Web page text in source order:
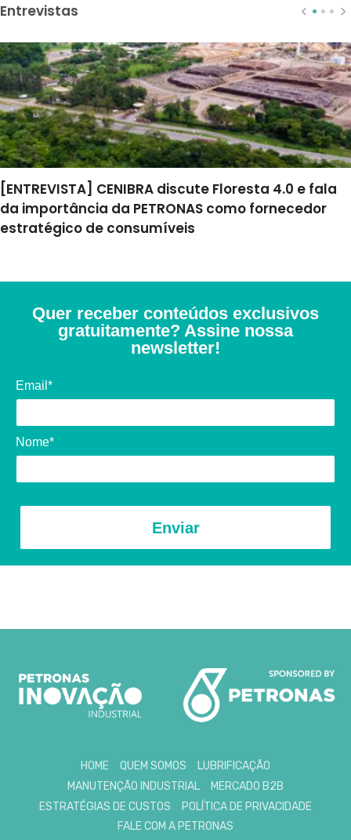
Entrevistas
[ENTREVISTA] CENIBRA discute Floresta 4.0 e fala
da importância da PETRONAS como fornecedor
estratégico de consumíveis
Quer receber conteúdos exclusivos
gratuitamente? Assine nossa
newsletter!
Email*
Nome*
Enviar
HOME QUEM SOMOS
LUBRIFICAÇÃO
MANUTENÇÃO INDUSTRIAL
MERCADO B2B
ESTRATÉGIAS DE CUSTOS
POLÍTICA DE PRIVACIDADE
FALE COM A PETRONAS